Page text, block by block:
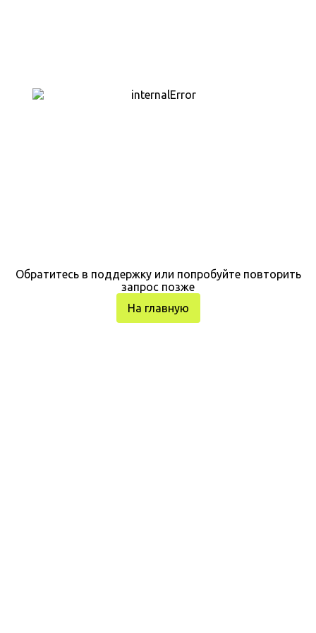
Обратитесь в поддержку или попробуйте повторить
запрос позже
На главную